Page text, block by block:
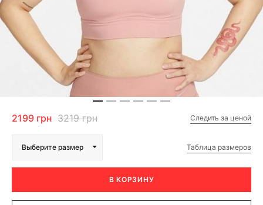
2199 грн 3219 грн Следить за ценой
Выберите размер Таблица размеров
В КОРЗИНУ